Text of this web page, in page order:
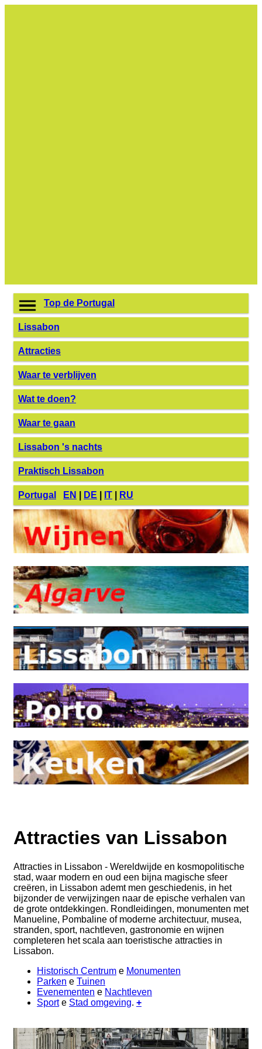
Top de Portugal
Lissabon
Attracties
Waar te verblijven
Wat te doen?
Waar te gaan
Lissabon 's nachts
Praktisch Lissabon
Portugal EN DE IT RU
Attracties van Lissabon
Attracties in Lissabon - Wereldwijde en kosmopolitische
stad, waar modern en oud een bijna magische sfeer
creëren, in Lissabon ademt men geschiedenis, in het
bijzonder de verwijzingen naar de epische verhalen van
de grote ontdekkingen. Rondleidingen, monumenten met
Manueline, Pombaline of moderne architectuur, musea,
stranden, sport, nachtleven, gastronomie en wijnen
completeren het scala aan toeristische attracties in
Lissabon.
Historisch Centrum e Monumenten
Parken e Tuinen
Evenementen e Nachtleven
Sporte Stad omgeving. +